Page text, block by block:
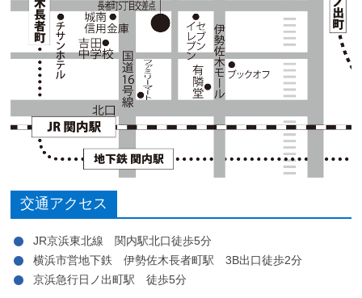
交通アクセス
JR京浜東北線 関内駅北口徒歩5分
横浜市営地下鉄 伊勢佐木長者町駅 3B出口徒歩2分
京浜急行日ノ出町駅 徒歩5分